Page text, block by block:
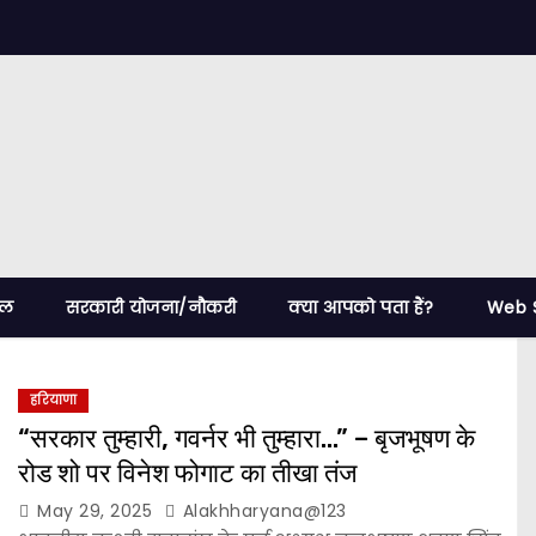
सरकारी योजना/नौकरी क्या आपको पता हैं? Web
हरियाणा
“सरकार तुम्हारी, गवर्नर भी तुम्हारा…” – बृजभूषण के
रोड शो पर विनेश फोगाट का तीखा तंज
May 29, 2025 Alakhharyana@123